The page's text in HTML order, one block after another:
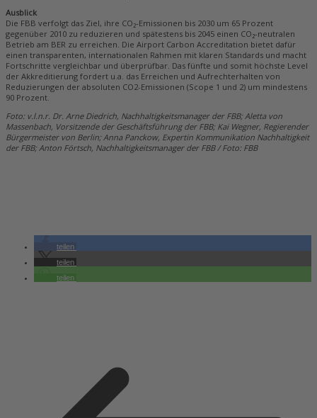
Ausblick
Die FBB verfolgt das Ziel, ihre CO₂-Emissionen bis 2030 um 65 Prozent
gegenüber 2010 zu reduzieren und spätestens bis 2045 einen CO₂-neutralen
Betrieb am BER zu erreichen. Die Airport Carbon Accreditation bietet dafür
einen transparenten, internationalen Rahmen mit klaren Standards und macht
Fortschritte vergleichbar und überprüfbar. Das fünfte und somit höchste Level
der Akkreditierung fordert u.a. das Erreichen und Aufrechterhalten von
Reduzierungen der absoluten CO2-Emissionen (Scope 1 und 2) um mindestens
90 Prozent.
Foto: v.l.n.r. Dr. Arne Diedrich, Nachhaltigkeitsmanager der FBB; Aletta von
Massenbach, Vorsitzende der Geschäftsführung der FBB; Kai Wegner, Regierender
Bürgermeister von Berlin; Anna Panckow, Expertin Kommunikation Nachhaltigkeit
der FBB; Anton Förtsch, Nachhaltigkeitsmanager der FBB / Foto: FBB
teilen
teilen
teilen